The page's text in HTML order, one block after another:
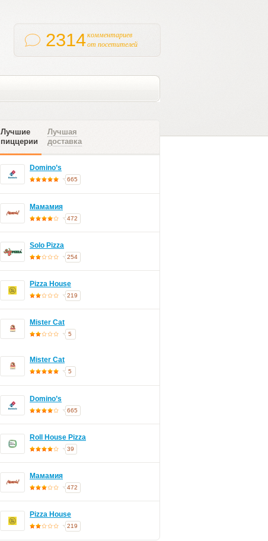
2314комментариев
от посетителей
Лучшие
пиццерии
Лучшая
доставка
Domino’s
665
Мамамия
472
Solo Pizza
254
Pizza House
219
Mister Cat
5
Mister Cat
5
Domino’s
665
Roll House Pizza
39
Мамамия
472
Pizza House
219